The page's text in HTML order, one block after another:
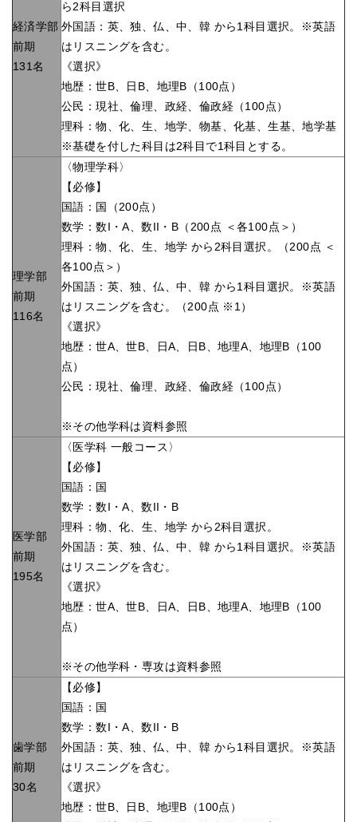
経済学部
前期
131名
ら2科目選択
外国語：英、独、仏、中、韓 から1科目選択。※英語
はリスニングを含む。
《選択》
地歴：世B、日B、地理B（100点）
公民：現社、倫理、政経、倫政経（100点）
理科：物、化、生、地学、物基、化基、生基、地学基
※基礎を付した科目は2科目で1科目とする。
理学部
前期
116名
〈物理学科〉
【必修】
国語：国（200点）
数学：数I・A、数II・B（200点 ＜各100点＞）
理科：物、化、生、地学 から2科目選択。（200点 ＜
各100点＞）
外国語：英、独、仏、中、韓 から1科目選択。※英語
はリスニングを含む。（200点 ※1）
《選択》
地歴：世A、世B、日A、日B、地理A、地理B（100
点）
公民：現社、倫理、政経、倫政経（100点）
※その他学科は資料参照
医学部
前期
195名
〈医学科 一般コース〉
【必修】
国語：国
数学：数I・A、数II・B
理科：物、化、生、地学 から2科目選択。
外国語：英、独、仏、中、韓 から1科目選択。※英語
はリスニングを含む。
《選択》
地歴：世A、世B、日A、日B、地理A、地理B（100
点）
※その他学科・専攻は資料参照
歯学部
前期
30名
【必修】
国語：国
数学：数I・A、数II・B
外国語：英、独、仏、中、韓 から1科目選択。※英語
はリスニングを含む。
《選択》
地歴：世B、日B、地理B（100点）